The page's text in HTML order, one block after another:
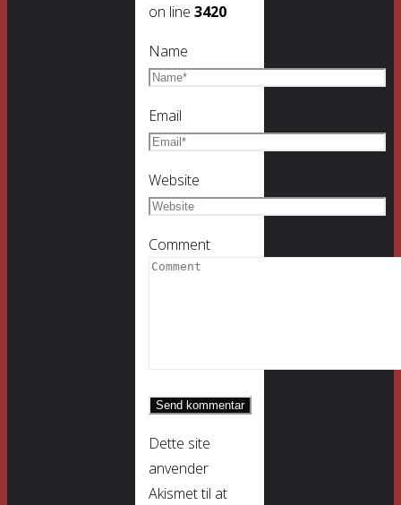
on line 3420
Name
Email
Website
Comment
Dette site
anvender
Akismet til at